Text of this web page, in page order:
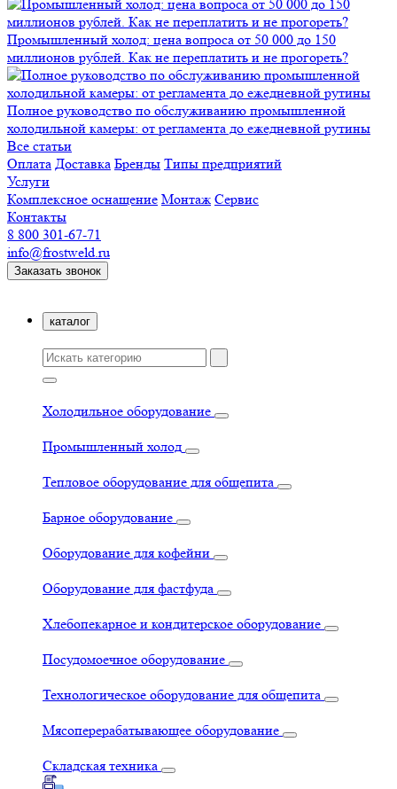
Промышленный холод: цена вопроса от 50 000 до 150
миллионов рублей. Как не переплатить и не прогореть?
Полное руководство по обслуживанию промышленной
холодильной камеры: от регламента до ежедневной рутины
Все статьи
Оплата Доставка Бренды Типы предприятий
Услуги
Комплексное оснащение Монтаж Сервис
Контакты
8 800 301-67-71
info@frostweld.ru
Заказать звонок
каталог
Холодильное оборудование
Промышленный холод
Тепловое оборудование для общепита
Барное оборудование
Оборудование для кофейни
Оборудование для фастфуда
Хлебопекарное и кондитерское оборудование
Посудомоечное оборудование
Технологическое оборудование для общепита
Мясоперерабатывающее оборудование
Складская техника